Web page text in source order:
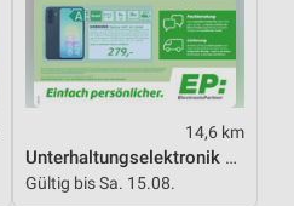
14,6 km
Unterhaltungselektronik 08/2026
Gültig bis Sa. 15.08.